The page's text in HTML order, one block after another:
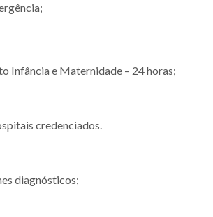
Infância e Maternidade – 24 horas;
credenciados.
diagnósticos;